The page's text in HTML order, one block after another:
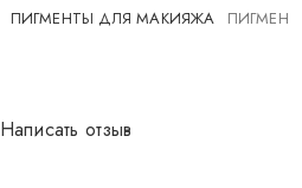
ПИГМЕНТЫ ДЛЯ МАКИЯЖА
Написать отзыв